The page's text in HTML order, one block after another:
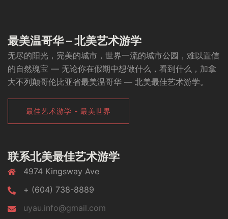
最美温哥华 – 北美艺术游学
无尽的阳光，完美的城市，世界一流的城市公园，难以置信
的自然瑰宝 — 无论你在假期中想做什么，看到什么，加拿
大不列颠哥伦比亚省最美温哥华 — 北美最佳艺术游学。
最佳艺术游学 - 最美世界
联系北美最佳艺术游学
4974 Kingsway Ave
+ (604) 738-8889
uyau.info@gmail.com